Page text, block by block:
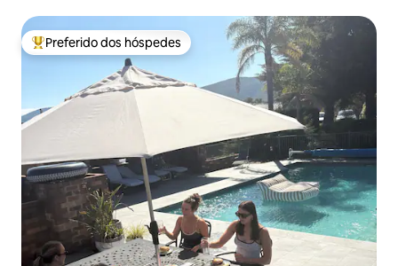
Entre os melhores preferidos dos hóspedes
Preferido dos hóspedes